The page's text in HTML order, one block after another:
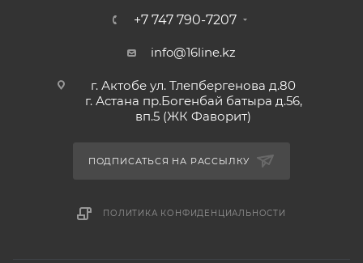
+7 747 790-7207
info@16line.kz
г. Актобе ул. Тлепбергенова д.80
г. Астана пр.Богенбай батыра д.56,
вп.5 (ЖК Фаворит)
ПОДПИСАТЬСЯ НА РАССЫЛКУ
ПОЛИТИКА КОНФИДЕНЦИАЛЬНОСТИ